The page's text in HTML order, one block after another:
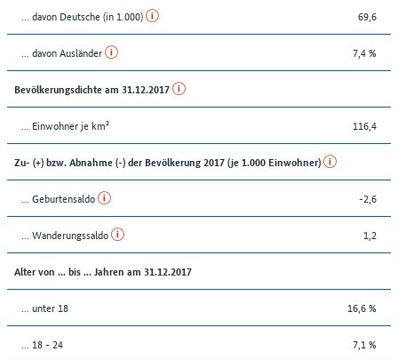
... davon Deutsche (in 1.000) 69,6
... davon Ausländer 7,4 %
Bevölkerungsdichte am 31.12.2017
... Einwohner je km² 116,4
Zu- (+) bzw. Abnahme (-) der Bevölkerung 2017 (je 1.000 Einwohner)
... Geburtensaldo -2,6
... Wanderungssaldo 1,2
Alter von ... bis ... Jahren am 31.12.2017
... unter 18 16,6 %
... 18 - 24 7,1 %